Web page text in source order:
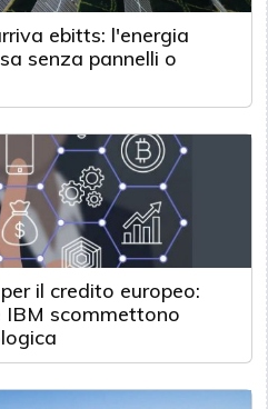
ebitts: l'energia
senza pannelli o
il credito europeo:
IBM scommettono